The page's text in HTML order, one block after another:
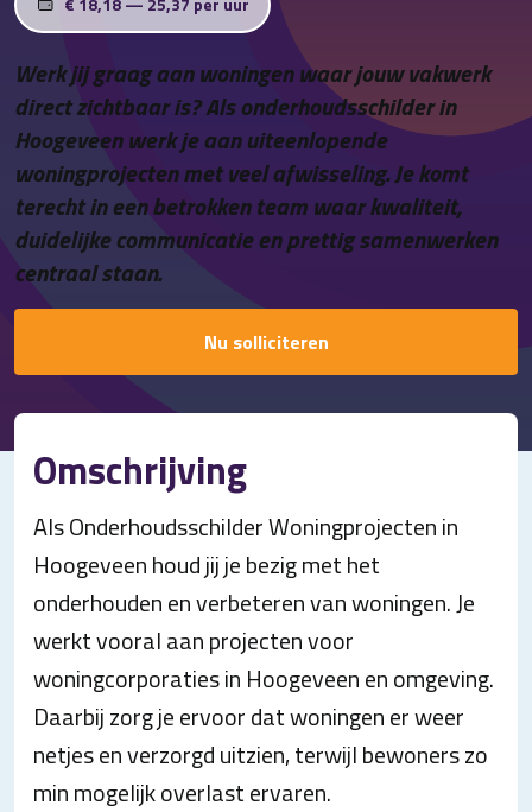
Contact
Werk jij graag aan woningen waar jouw vakwerk
direct zichtbaar is? Als onderhoudsschilder in
Hoogeveen werk je aan uiteenlopende
woningprojecten met veel afwisseling. Je komt
terecht in een betrokken team waar kwaliteit,
duidelijke communicatie en prettig samenwerken
centraal staan.
Nu solliciteren
Omschrijving
Als Onderhoudsschilder Woningprojecten in
Hoogeveen houd jij je bezig met het
onderhouden en verbeteren van woningen. Je
werkt vooral aan projecten voor
woningcorporaties in Hoogeveen en omgeving.
Daarbij zorg je ervoor dat woningen er weer
netjes en verzorgd uitzien, terwijl bewoners zo
min mogelijk overlast ervaren.